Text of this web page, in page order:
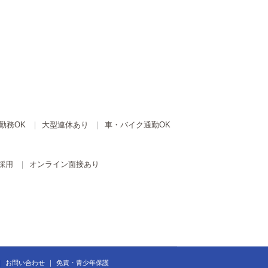
務OK 大型連休あり 車・バイク通勤OK
用 オンライン面接あり
お問い合わせ 免責・青少年保護